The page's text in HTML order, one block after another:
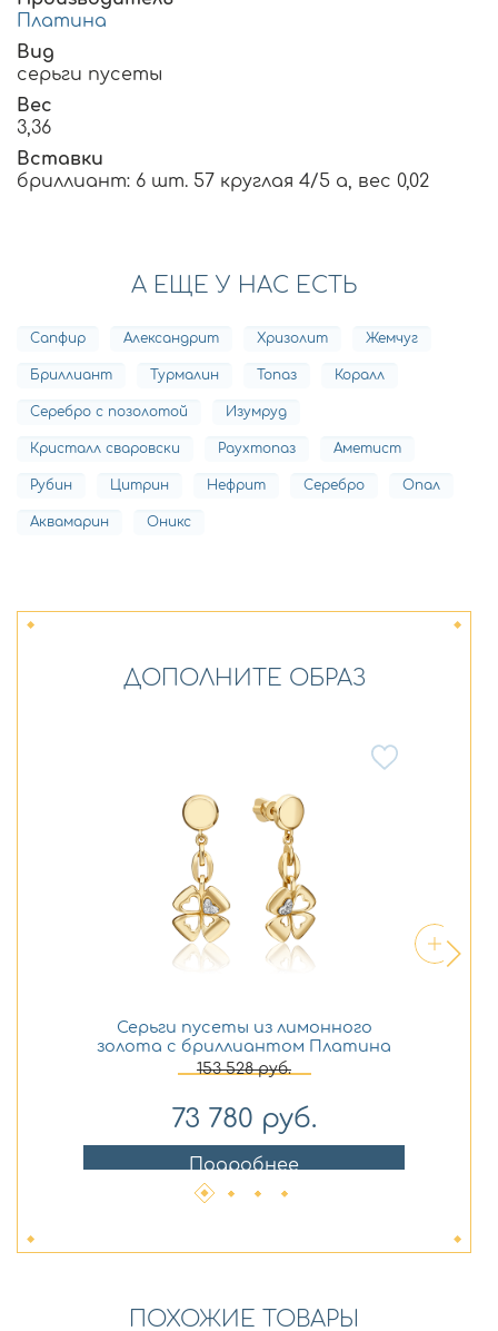
Платина
Вид
серьги пусеты
Вес
3,36
Вставки
бриллиант: 6 шт. 57 круглая 4/5 а, вес 0,02
А ЕЩЕ У НАС ЕСТЬ
Сапфир Александрит Хризолит Жемчуг
Бриллиант Турмалин Топаз Коралл
Серебро с позолотой Изумруд
Кристалл сваровски Раухтопаз Аметист
Рубин Цитрин Нефрит Серебро Опал
Аквамарин Оникс
ДОПОЛНИТЕ ОБРАЗ
Серьги пусеты из лимонного
золота с бриллиантом Платина
02-4820-00-101-1121
153 528руб.
73 780 руб.
Подробнее
ПОХОЖИЕ ТОВАРЫ